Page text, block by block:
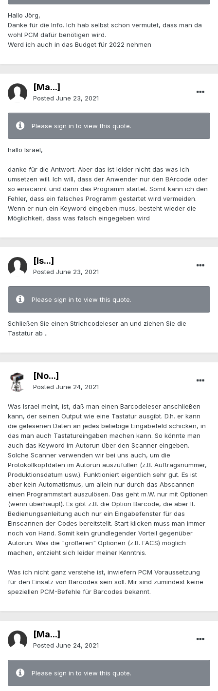
Hallo Jörg,
Danke für die Info. Ich hab selbst schon vermutet, dass man da
wohl PCM dafür benötigen wird.
Werd ich auch in das Budget für 2022 nehmen
[Ma...]
Posted June 23, 2021
Please sign in to view this quote.
hallo Israel,
danke für die Antwort. Aber das ist leider nicht das was ich
umsetzen will. Ich will, dass der Anwender nur den BArcode oder
so einscannt und dann das Programm startet. Somit kann ich den
Fehler, dass ein falsches Programm gestartet wird vermeiden.
Wenn er nun ein Keyword eingeben muss, besteht wieder die
Möglichkeit, dass was falsch eingegeben wird
[Is...]
Posted June 23, 2021
Please sign in to view this quote.
Schließen Sie einen Strichcodeleser an und ziehen Sie die
Tastatur ab ..
[No...]
Posted June 24, 2021
Was Israel meint, ist, daß man einen Barcodeleser anschließen
kann, der seinen Output wie eine Tastatur ausgibt. D.h. er kann
die gelesenen Daten an jedes beliebige Eingabefeld schicken, in
das man auch Tastatureingaben machen kann. So könnte man
auch das Keyword im Autorun über den Scanner eingeben.
Solche Scanner verwenden wir bei uns auch, um die
Protokollkopfdaten im Autorun auszufüllen (z.B. Auftragsnummer,
Produktionsdatum usw.). Funktioniert eigentlich sehr gut. Es ist
aber kein Automatismus, um allein nur durch das Abscannen
einen Programmstart auszulösen. Das geht m.W. nur mit Optionen
(wenn überhaupt). Es gibt z.B. die Option Barcode, die aber lt.
Bedienungsanleitung auch nur ein Eingabefenster für das
Einscannen der Codes bereitstellt. Start klicken muss man immer
noch von Hand. Somit kein grundlegender Vorteil gegenüber
Autorun. Was die "größeren" Optionen (z.B. FACS) möglich
machen, entzieht sich leider meiner Kenntnis.
Was ich nicht ganz verstehe ist, inwiefern PCM Voraussetzung
für den Einsatz von Barcodes sein soll. Mir sind zumindest keine
speziellen PCM-Befehle für Barcodes bekannt.
[Ma...]
Posted June 24, 2021
Please sign in to view this quote.